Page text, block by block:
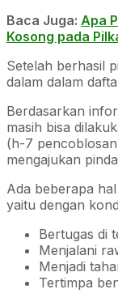
Baca Juga: Apa
Kosong pada
Setelah berhasil
dalam dalam
Berdasarkan
masih bisa
(h-7
mengajukan
Ada beberapa
yaitu dengan
Bertugas di
Menjalani
Menjadi
Tertimpa